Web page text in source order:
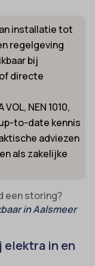
installatie tot
regelgeving
bij
directe
VOL, NEN 1010,
to-date kennis
adviezen
als zakelijke
een storing?
in Aalsmeer
elektra in en